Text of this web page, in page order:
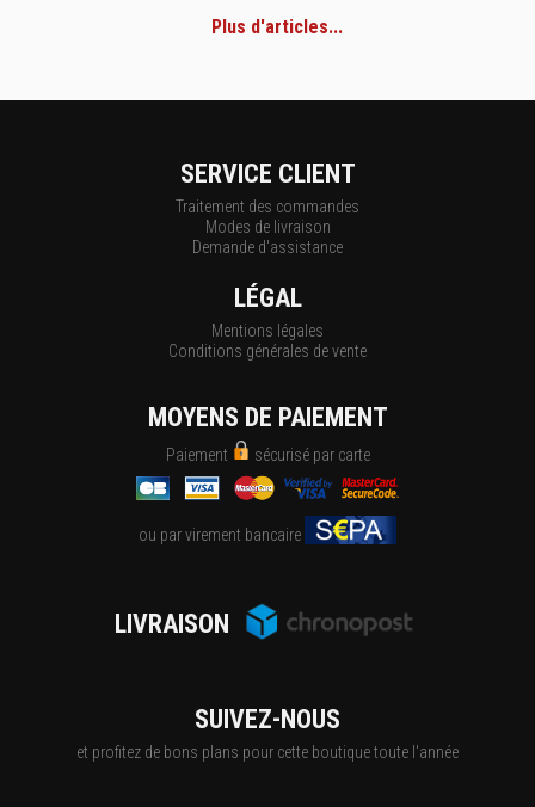
Plus d'articles...
SERVICE CLIENT
Traitement des commandes
Modes de livraison
Demande d'assistance
LÉGAL
Mentions légales
Conditions générales de vente
MOYENS DE PAIEMENT
Paiement sécurisé par carte
ou par virement bancaire
LIVRAISON
SUIVEZ-NOUS
et profitez de bons plans pour cette boutique toute l'année